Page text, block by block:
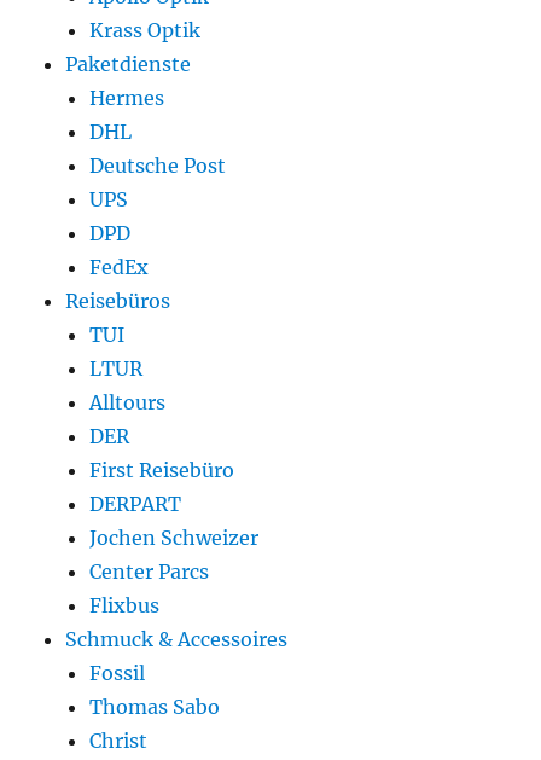
Krass Optik
Paketdienste
Hermes
DHL
Deutsche Post
UPS
DPD
FedEx
Reisebüros
TUI
LTUR
Alltours
DER
First Reisebüro
DERPART
Jochen Schweizer
Center Parcs
Flixbus
Schmuck & Accessoires
Fossil
Thomas Sabo
Christ